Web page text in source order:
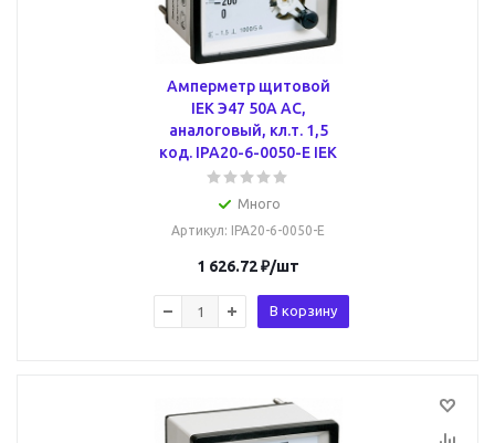
Амперметр щитовой
IEK Э47 50А AC,
аналоговый, кл.т. 1,5
код. IPA20-6-0050-E IEK
Много
Артикул: IPA20-6-0050-E
1 626.72₽/шт
В корзину